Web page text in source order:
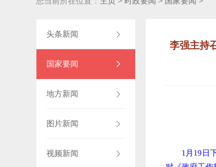
头条新闻
国家要闻
地方新闻
图片新闻
视频新闻
李强主持
1月19日